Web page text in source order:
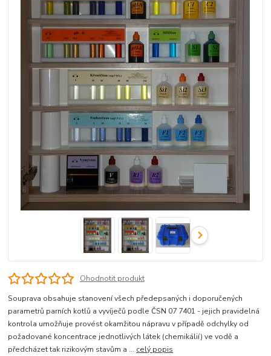
Ohodnotit produkt
Souprava obsahuje stanovení všech předepsaných i doporučených
parametrů parních kotlů a vyvíječů podle ČSN 07 7401 - jejich pravidelná
kontrola umožňuje provést okamžitou nápravu v případě odchylky od
požadované koncentrace jednotlivých látek (chemikálií) ve vodě a
předcházet tak rizikovým stavům a ... celý popis